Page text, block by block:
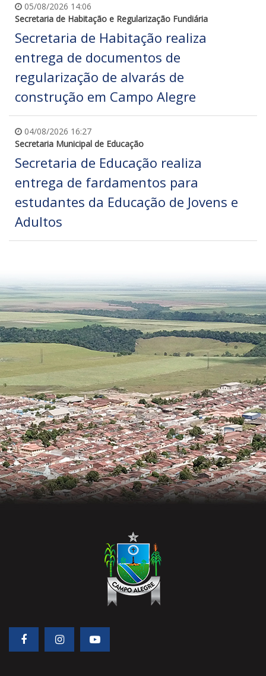
05/08/2026 14:06
Secretaria de Habitação e Regularização Fundiária
Secretaria de Habitação realiza
entrega de documentos de
regularização de alvarás de
construção em Campo Alegre
04/08/2026 16:27
Secretaria Municipal de Educação
Secretaria de Educação realiza
entrega de fardamentos para
estudantes da Educação de Jovens e
Adultos